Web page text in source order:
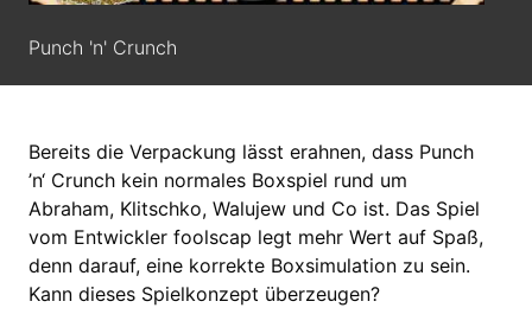
Punch 'n' Crunch
Bereits die Verpackung lässt erahnen, dass Punch
’n‘ Crunch kein normales Boxspiel rund um
Abraham, Klitschko, Walujew und Co ist. Das Spiel
vom Entwickler foolscap legt mehr Wert auf Spaß,
denn darauf, eine korrekte Boxsimulation zu sein.
Kann dieses Spielkonzept überzeugen?